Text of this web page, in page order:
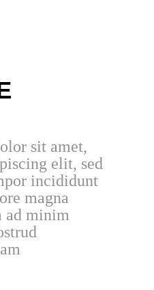
sit amet,
elit, sed
incididunt
magna
ad minim